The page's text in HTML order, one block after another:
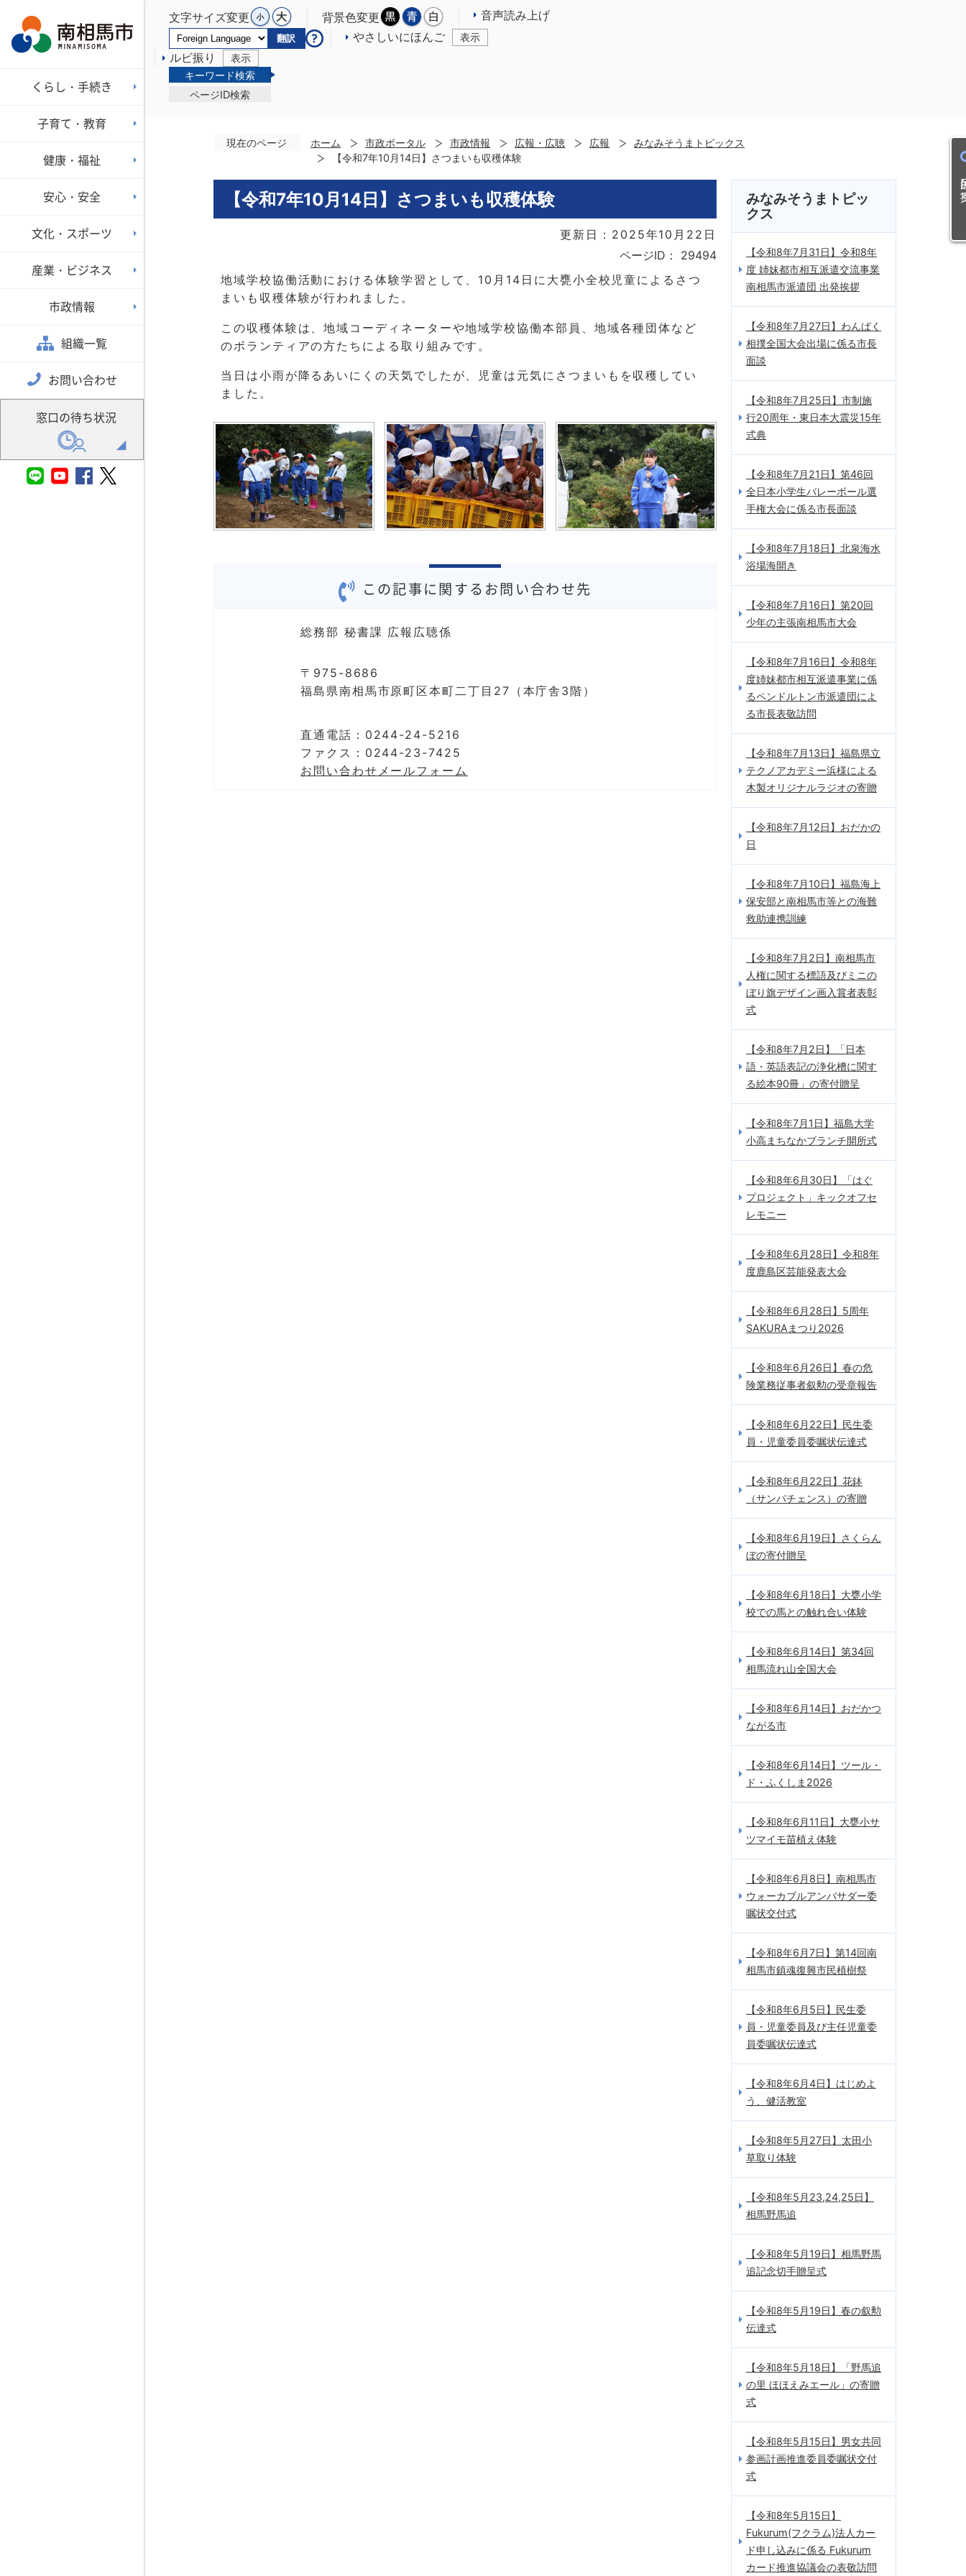
文字サイズ変更 背景色変更 音声読み上げ
翻訳 やさしいにほんご 表示
ルビ振り
表示
キーワード検索
ページID検索
くらし・手続き
子育て・教育
健康・福祉
安心・安全
文化・スポーツ
産業・ビジネス
市政情報
組織一覧
お問い合わせ
窓口の待ち状況
目
現在のページ ホーム 市政ポータル 市政情報 広報・広聴 広報
みなみそうまトピックス
【令和7年10月14日】さつまいも収穫体験
【令和7年10月14日】さつまいも収穫体験
更新日：2025年10月22日
ページID：
29494
地域学校協働活動における体験学習として、10月14日に大甕小全校児童によるさつ
まいも収穫体験が行われました。
この収穫体験は、地域コーディネーターや地域学校協働本部員、地域各種団体など
のボランティアの方たちによる取り組みです。
当日は小雨が降るあいにくの天気でしたが、児童は元気にさつまいもを収穫してい
ました。
この記事に関するお問い合わせ先
総務部 秘書課 広報広聴係
〒975-8686
福島県南相馬市原町区本町二丁目27（本庁舎3階）
直通電話：0244-24-5216
ファクス：0244-23-7425
お問い合わせメールフォーム
みなみそうまトピッ
クス
【令和8年7月31日】令和8年
度 姉妹都市相互派遣交流事業
南相馬市派遣団 出発挨拶
【令和8年7月27日】わんぱく
相撲全国大会出場に係る市長
面談
【令和8年7月25日】市制施
行20周年・東日本大震災15年
式典
【令和8年7月21日】第46回
全日本小学生バレーボール選
手権大会に係る市長面談
【令和8年7月18日】北泉海水
浴場海開き
【令和8年7月16日】第20回
少年の主張南相馬市大会
【令和8年7月16日】令和8年
度姉妹都市相互派遣事業に係
るペンドルトン市派遣団によ
る市長表敬訪問
【令和8年7月13日】福島県立
テクノアカデミー浜様による
木製オリジナルラジオの寄贈
【令和8年7月12日】おだかの
日
【令和8年7月10日】福島海上
保安部と南相馬市等との海難
救助連携訓練
【令和8年7月2日】南相馬市
人権に関する標語及びミニの
ぼり旗デザイン画入賞者表彰
式
【令和8年7月2日】「日本
語・英語表記の浄化槽に関す
る絵本90冊」の寄付贈呈
【令和8年7月1日】福島大学
小高まちなかブランチ開所式
【令和8年6月30日】「はぐ
プロジェクト」キックオフセ
レモニー
【令和8年6月28日】令和8年
度鹿島区芸能発表大会
【令和8年6月28日】5周年
SAKURAまつり2026
【令和8年6月26日】春の危
険業務従事者叙勲の受章報告
【令和8年6月22日】民生委
員・児童委員委嘱状伝達式
【令和8年6月22日】花鉢
（サンパチェンス）の寄贈
【令和8年6月19日】さくらん
ぼの寄付贈呈
【令和8年6月18日】大甕小学
校での馬との触れ合い体験
【令和8年6月14日】第34回
相馬流れ山全国大会
【令和8年6月14日】おだかつ
ながる市
【令和8年6月14日】ツール・
ド・ふくしま2026
【令和8年6月11日】大甕小サ
ツマイモ苗植え体験
【令和8年6月8日】南相馬市
ウォーカブルアンバサダー委
嘱状交付式
【令和8年6月7日】第14回南
相馬市鎮魂復興市民植樹祭
【令和8年6月5日】民生委
員・児童委員及び主任児童委
員委嘱状伝達式
【令和8年6月4日】はじめよ
う、健活教室
【令和8年5月27日】太田小
草取り体験
【令和8年5月23,24,25日】
相馬野馬追
【令和8年5月19日】相馬野馬
追記念切手贈呈式
【令和8年5月19日】春の叙勲
伝達式
【令和8年5月18日】「野馬追
の里 ほほえみエール」の寄贈
式
【令和8年5月15日】男女共同
参画計画推進委員委嘱状交付
式
【令和8年5月15日】
Fukurum(フクラム)法人カー
ド申し込みに係る Fukurum
カード推進協議会の表敬訪問